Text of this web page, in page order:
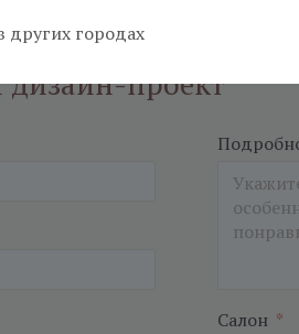
дизайн-проект
Салон *
других городах